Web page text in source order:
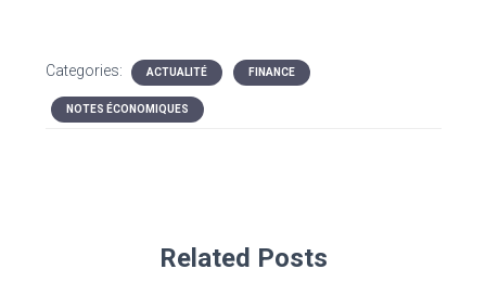
Categories: ACTUALITÉ FINANCE
NOTES ÉCONOMIQUES
Related Posts